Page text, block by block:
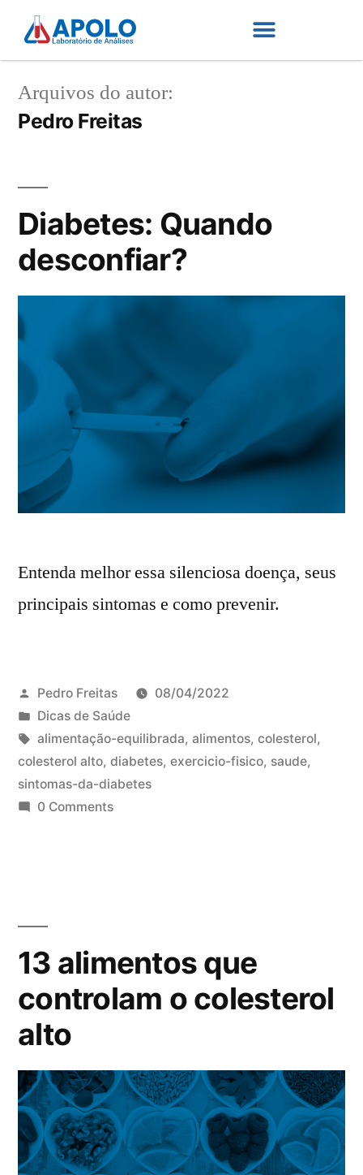
Arquivos do autor:
Pedro Freitas
Diabetes: Quando
desconfiar?
Entenda melhor essa silenciosa doença, seus
principais sintomas e como prevenir.
Pedro Freitas
08/04/2022
Dicas de Saúde
alimentação-equilibrada, alimentos, colesterol,
colesterol alto, diabetes, exercicio-fisico, saude,
sintomas-da-diabetes
0 Comments
13 alimentos que
controlam o colesterol
alto